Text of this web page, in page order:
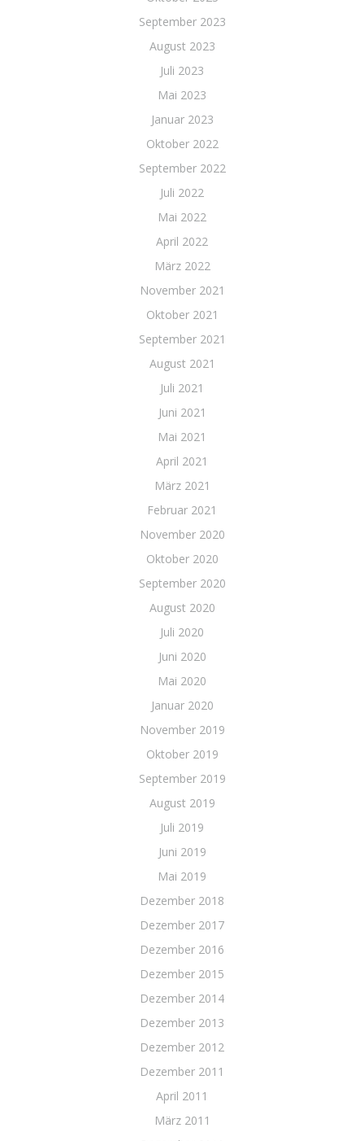
September 2023
August 2023
Juli 2023
Mai 2023
Januar 2023
Oktober 2022
September 2022
Juli 2022
Mai 2022
April 2022
März 2022
November 2021
Oktober 2021
September 2021
August 2021
Juli 2021
Juni 2021
Mai 2021
April 2021
März 2021
Februar 2021
November 2020
Oktober 2020
September 2020
August 2020
Juli 2020
Juni 2020
Mai 2020
Januar 2020
November 2019
Oktober 2019
September 2019
August 2019
Juli 2019
Juni 2019
Mai 2019
Dezember 2018
Dezember 2017
Dezember 2016
Dezember 2015
Dezember 2014
Dezember 2013
Dezember 2012
Dezember 2011
April 2011
März 2011